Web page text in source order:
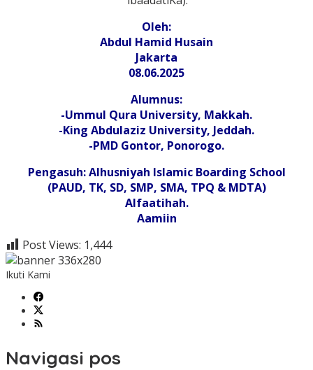
Oleh:
Abdul Hamid Husain
Jakarta
08.06.2025
Alumnus:
-Ummul Qura University, Makkah.
-King Abdulaziz University, Jeddah.
-PMD Gontor, Ponorogo.
Pengasuh: Alhusniyah Islamic Boarding School
(PAUD, TK, SD, SMP, SMA, TPQ & MDTA)
Alfaatihah.
Aamiin
Post Views: 1,444
Ikuti Kami
Navigasi pos